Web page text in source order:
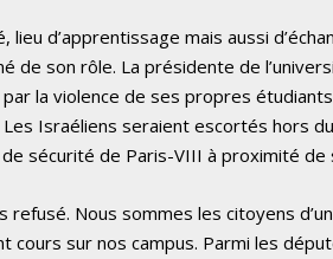
lieu d’apprentissage mais aussi
de son rôle. La présidente de
la violence de ses propres
Les Israéliens seraient escortés hors
sécurité de Paris-VIII à proximité de
refusé. Nous sommes les citoyens
cours sur nos campus. Parmi les